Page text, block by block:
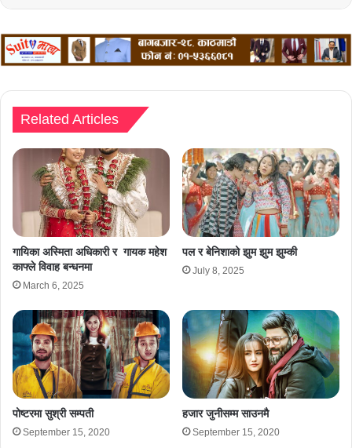
Related Articles
गायिका अस्मिता अधिकारी र गायक महेश
काफ्ले विवाह बन्धनमा
March 6, 2025
पल र बेनिशाको झुम झुम झुम्की
July 8, 2025
पोष्टरमा सुश्री सम्पती
September 15, 2020
हजार जुनीसम्म साउनमै
September 15, 2020